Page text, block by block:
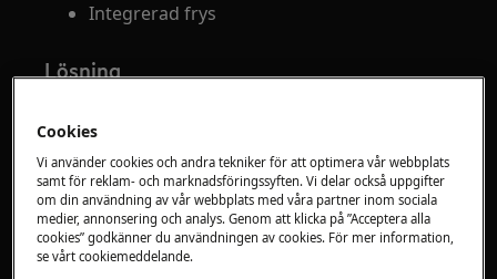
Integrerad frys
Lösning
dörrtätningen för att frigöra lite sug och
göra det lättare att öppna dörren strax
efter att du stängt den
Vänta ca. en minut innan du öppnar
dörren igen om den precis har stängts
Cookies
Vi använder cookies och andra tekniker för att optimera vår webbplats
samt för reklam- och marknadsföringssyften. Vi delar också uppgifter
om din användning av vår webbplats med våra partner inom sociala
medier, annonsering och analys. Genom att klicka på ”Acceptera alla
cookies” godkänner du användningen av cookies. För mer information,
se vårt cookiemeddelande.